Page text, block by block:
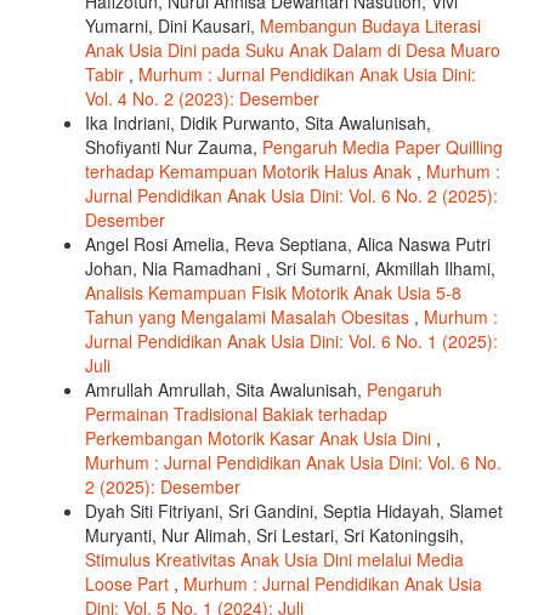
Yumarni, Dini Kausari, Membangun Budaya Literasi
Anak Usia Dini pada Suku Anak Dalam di Desa Muaro
Tabir , Murhum : Jurnal Pendidikan Anak Usia Dini:
Vol. 4 No. 2 (2023): Desember
Ika Indriani, Didik Purwanto, Sita Awalunisah,
Shofiyanti Nur Zauma, Pengaruh Media Paper Quilling
terhadap Kemampuan Motorik Halus Anak , Murhum :
Jurnal Pendidikan Anak Usia Dini: Vol. 6 No. 2 (2025):
Desember
Angel Rosi Amelia, Reva Septiana, Alica Naswa Putri
Johan, Nia Ramadhani , Sri Sumarni, Akmillah Ilhami,
Analisis Kemampuan Fisik Motorik Anak Usia 5-8
Tahun yang Mengalami Masalah Obesitas , Murhum :
Jurnal Pendidikan Anak Usia Dini: Vol. 6 No. 1 (2025):
Juli
Amrullah Amrullah, Sita Awalunisah, Pengaruh
Permainan Tradisional Bakiak terhadap
Perkembangan Motorik Kasar Anak Usia Dini ,
Murhum : Jurnal Pendidikan Anak Usia Dini: Vol. 6 No.
2 (2025): Desember
Dyah Siti Fitriyani, Sri Gandini, Septia Hidayah, Slamet
Muryanti, Nur Alimah, Sri Lestari, Sri Katoningsih,
Stimulus Kreativitas Anak Usia Dini melalui Media
Loose Part , Murhum : Jurnal Pendidikan Anak Usia
Dini: Vol. 5 No. 1 (2024): Juli